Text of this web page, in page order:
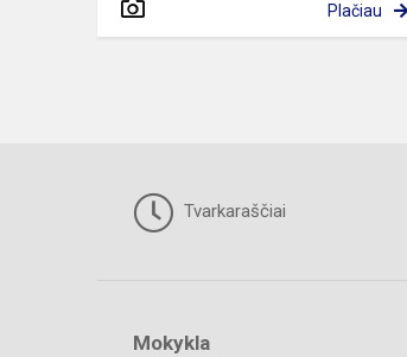
Plačiau
Tvarkaraščiai
Mokykla